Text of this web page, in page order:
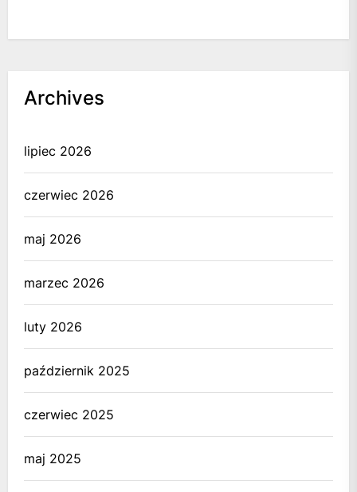
Archives
lipiec 2026
czerwiec 2026
maj 2026
marzec 2026
luty 2026
październik 2025
czerwiec 2025
maj 2025